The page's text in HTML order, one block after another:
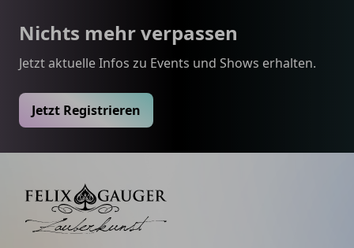
Nichts mehr verpassen
Jetzt aktuelle Infos zu Events und Shows erhalten.
Jetzt Registrieren
Felix Gauger